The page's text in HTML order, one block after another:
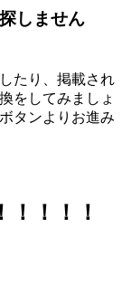
しません
たり、掲載され
をしてみましょ
タンよりお進み
！！！